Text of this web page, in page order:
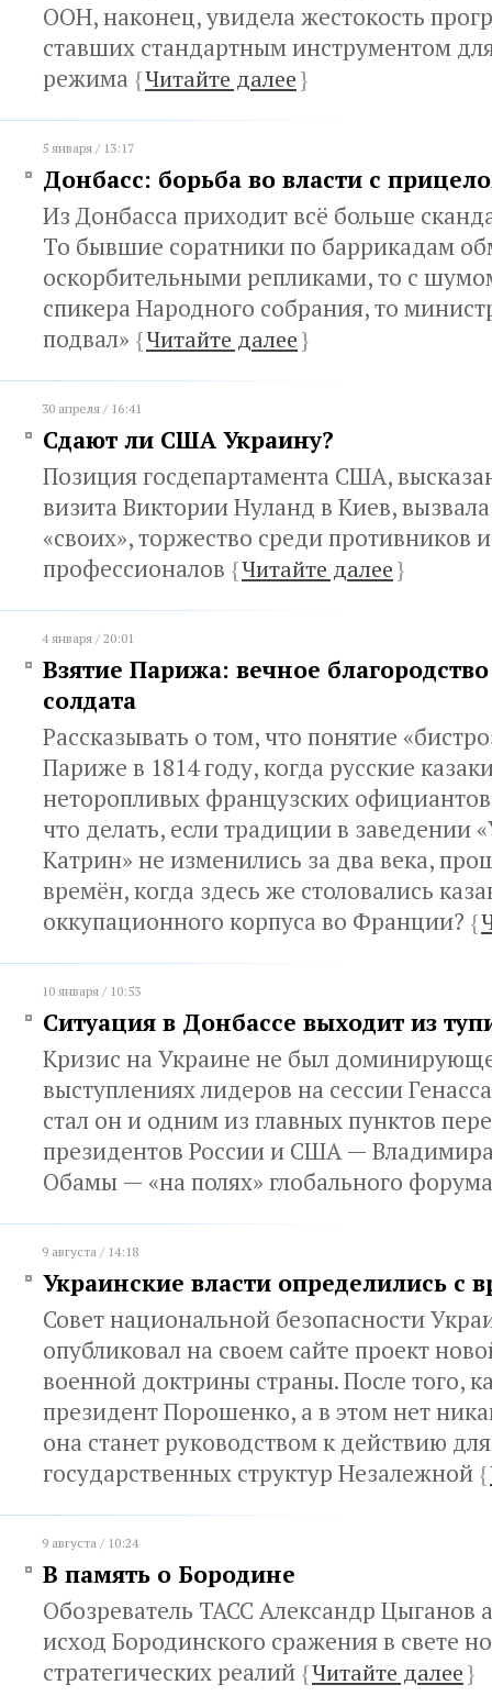
ООН, наконец, увидела жестокость
ставших стандартным инструментом
режима {Читайте далее}
5 января / 13:17
Донбасс: борьба во власти с
Из Донбасса приходит всё больше
То бывшие соратники по баррикадам
оскорбительными репликами, то с
спикера Народного собрания, то
подвал» {Читайте далее}
30 апреля / 16:41
Сдают ли США Украину?
Позиция госдепартамента США,
визита Виктории Нуланд в Киев,
«своих», торжество среди противников
профессионалов {Читайте далее}
4 января / 20:01
Взятие Парижа: вечное благородство
солдата
Рассказывать о том, что понятие
Париже в 1814 году, когда русские
неторопливых французских
что делать, если традиции в заведении
Катрин» не изменились за два века,
времён, когда здесь же столовались
оккупационного корпуса во Франции? {
10 января / 10:53
Ситуация в Донбассе выходит из
Кризис на Украине не был
выступлениях лидеров на сессии
стал он и одним из главных пунктов
президентов России и США —
Обамы — «на полях» глобального
9 августа / 14:18
Украинские власти определились с
Совет национальной безопасности
опубликовал на своем сайте проект
военной доктрины страны. После того,
президент Порошенко, а в этом нет
она станет руководством к действию
государственных структур Незалежной {
9 августа / 10:24
В память о Бородине
Обозреватель ТАСС Александр Цыганов
исход Бородинского сражения в свете
стратегических реалий {Читайте далее}